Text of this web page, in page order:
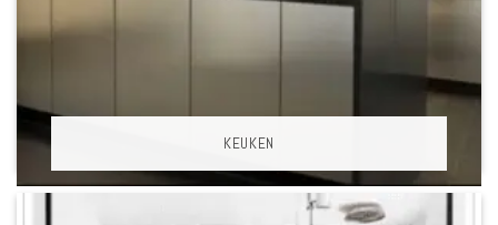
KEUKEN